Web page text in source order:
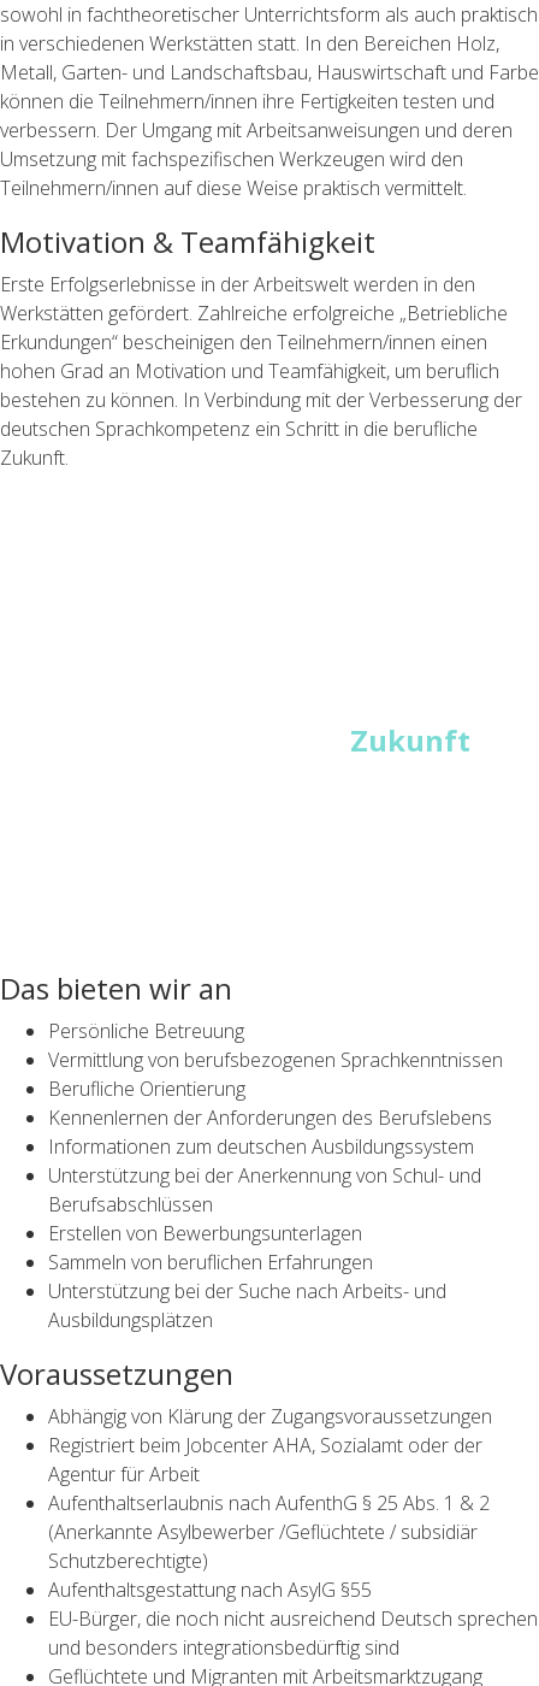
sowohl in fachtheoretischer Unterrichtsform als auch praktisch
in verschiedenen Werkstätten statt. In den Bereichen Holz,
Metall, Garten- und Landschaftsbau, Hauswirtschaft und Farbe
können die Teilnehmern/innen ihre Fertigkeiten testen und
verbessern. Der Umgang mit Arbeitsanweisungen und deren
Umsetzung mit fachspezifischen Werkzeugen wird den
Teilnehmern/innen auf diese Weise praktisch vermittelt.
Motivation & Teamfähigkeit
Erste Erfolgserlebnisse in der Arbeitswelt werden in den
Werkstätten gefördert. Zahlreiche erfolgreiche „Betriebliche
Erkundungen“ bescheinigen den Teilnehmern/innen einen
hohen Grad an Motivation und Teamfähigkeit, um beruflich
bestehen zu können. In Verbindung mit der Verbesserung der
deutschen Sprachkompetenz ein Schritt in die berufliche
Zukunft.
Zukunft
Das bieten wir an
Persönliche Betreuung
Vermittlung von berufsbezogenen Sprachkenntnissen
Berufliche Orientierung
Kennenlernen der Anforderungen des Berufslebens
Informationen zum deutschen Ausbildungssystem
Unterstützung bei der Anerkennung von Schul- und
Berufsabschlüssen
Erstellen von Bewerbungsunterlagen
Sammeln von beruflichen Erfahrungen
Unterstützung bei der Suche nach Arbeits- und
Ausbildungsplätzen
Voraussetzungen
Abhängig von Klärung der Zugangsvoraussetzungen
Registriert beim Jobcenter AHA, Sozialamt oder der
Agentur für Arbeit
Aufenthaltserlaubnis nach AufenthG § 25 Abs. 1 & 2
(Anerkannte Asylbewerber /Geflüchtete / subsidiär
Schutzberechtigte)
Aufenthaltsgestattung nach AsylG §55
EU-Bürger, die noch nicht ausreichend Deutsch sprechen
und besonders integrationsbedürftig sind
Geflüchtete und Migranten mit Arbeitsmarktzugang